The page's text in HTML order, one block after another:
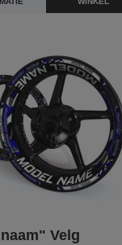
Velg